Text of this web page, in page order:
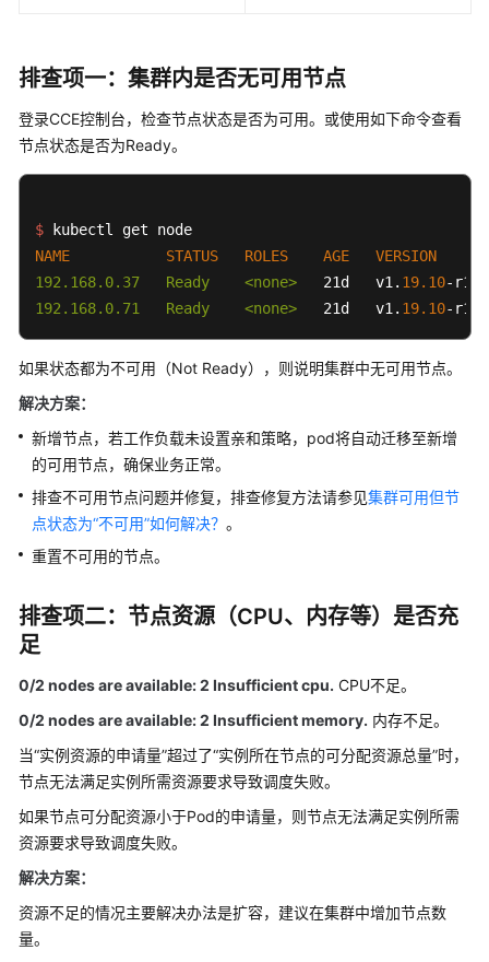
（阿
比
区
品
介
产
品
告
快
速
入
高
作
一
集
群
点
排查项一：集群内是否无可用节点
登录CCE控制台，检查节点状态是否为可用。或使用如下命令查看
节点状态是否为Ready。
$
NAME
STATUS ROLES AGE
VERSION
192.168.0.37   Ready    <none>
   21d   v1.
19.10-r1.
192.168.0.71   Ready    <none>
   21d   v1.
19.10-r1.
如果状态都为不可用（Not Ready），则说明集群中无可用节点。
解决方案：
新增节点，若工作负载未设置亲和策略，pod将自动迁移至新增
的可用节点，确保业务正常。
排查不可用节点问题并修复，排查修复方法请参见集群可用但节
点状态为“不可用”如何解决？ 。
重置不可用的节点。
排查项二：节点资源（CPU、内存等）是否充
足
0/2 nodes are available: 2 Insufficient cpu. CPU不足。
0/2 nodes are available: 2 Insufficient memory. 内存不足。
当“实例资源的申请量”超过了“实例所在节点的可分配资源总量”时，
节点无法满足实例所需资源要求导致调度失败。
如果节点可分配资源小于Pod的申请量，则节点无法满足实例所需
资源要求导致调度失败。
解决方案：
资源不足的情况主要解决办法是扩容，建议在集群中增加节点数
量。